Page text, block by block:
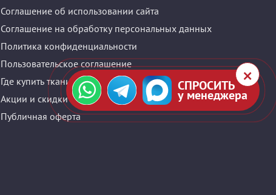
СПРОСИТЬ
у менеджера
Соглашение об использовании сайта
Соглашение на обработку персональных данных
Политика конфиденциальности
Пользовательское соглашение
Где купить ткани оптом и в розницу?
Акции и скидки
Публичная оферта